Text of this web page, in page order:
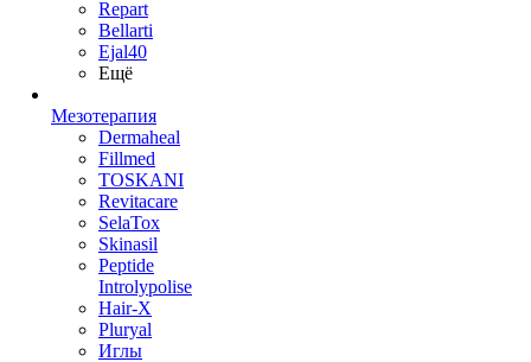
Repart
Bellarti
Ejal40
Ещё
Мезотерапия
Dermaheal
Fillmed
TOSKANI
Revitacare
SelaTox
Skinasil
Peptide
Introlypolise
Hair-X
Pluryal
Иглы